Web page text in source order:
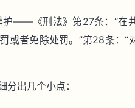
护——《刑法》第27条：“在
或者免除处罚。”第28条：
分出几个小点：